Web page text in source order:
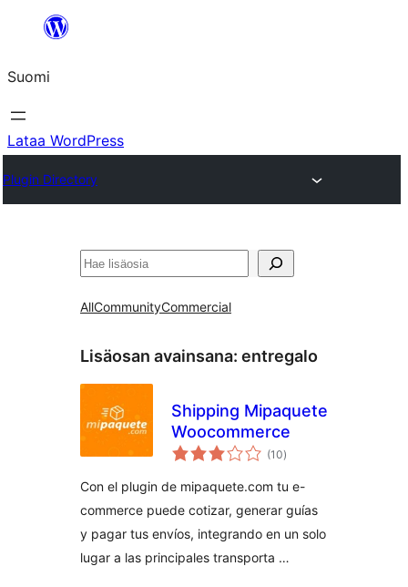
Suomi
Lataa WordPress
Plugin Directory
Etsi
AllCommunityCommercial
Lisäosan avainsana: entregalo
Shipping Mipaquete
Woocommerce
(10arvosanat
yhteensä
)
Con el plugin de mipaquete.com tu e-
commerce puede cotizar, generar guías
y pagar tus envíos, integrando en un solo
lugar a las principales transporta …